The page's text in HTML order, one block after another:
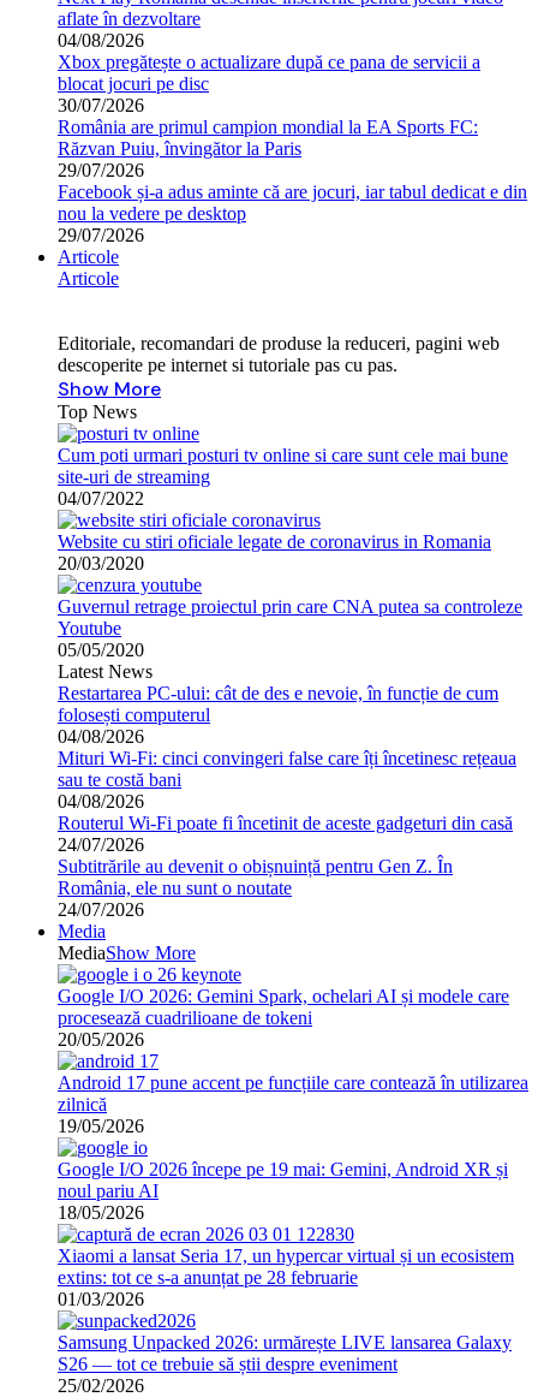
aflate în dezvoltare
04/08/2026
Xbox pregătește o actualizare după ce pana de servicii a
blocat jocuri pe disc
30/07/2026
România are primul campion mondial la EA Sports FC:
Răzvan Puiu, învingător la Paris
29/07/2026
Facebook și-a adus aminte că are jocuri, iar tabul dedicat e din
nou la vedere pe desktop
29/07/2026
Articole
Articole
Editoriale, recomandari de produse la reduceri, pagini web
descoperite pe internet si tutoriale pas cu pas.
Show More
Top News
Cum poti urmari posturi tv online si care sunt cele mai bune
site-uri de streaming
04/07/2022
Website cu stiri oficiale legate de coronavirus in Romania
20/03/2020
Guvernul retrage proiectul prin care CNA putea sa controleze
Youtube
05/05/2020
Latest News
Restartarea PC-ului: cât de des e nevoie, în funcție de cum
folosești computerul
04/08/2026
Mituri Wi-Fi: cinci convingeri false care îți încetinesc rețeaua
sau te costă bani
04/08/2026
Routerul Wi-Fi poate fi încetinit de aceste gadgeturi din casă
24/07/2026
Subtitrările au devenit o obișnuință pentru Gen Z. În
România, ele nu sunt o noutate
24/07/2026
Media
MediaShow More
Google I/O 2026: Gemini Spark, ochelari AI și modele care
procesează cuadrilioane de tokeni
20/05/2026
Android 17 pune accent pe funcțiile care contează în utilizarea
zilnică
19/05/2026
Google I/O 2026 începe pe 19 mai: Gemini, Android XR și
noul pariu AI
18/05/2026
Xiaomi a lansat Seria 17, un hypercar virtual și un ecosistem
extins: tot ce s-a anunțat pe 28 februarie
01/03/2026
Samsung Unpacked 2026: urmărește LIVE lansarea Galaxy
S26 — tot ce trebuie să știi despre eveniment
25/02/2026